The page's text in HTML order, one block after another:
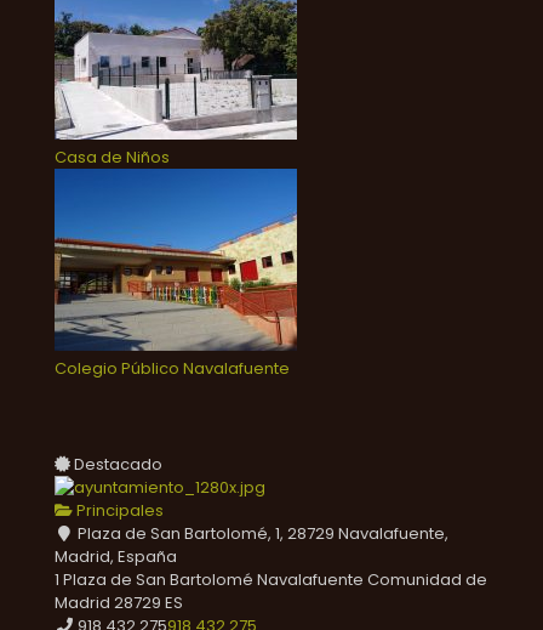
Casa de Niños
Colegio Público Navalafuente
Destacado
Principales
Plaza de San Bartolomé, 1, 28729 Navalafuente,
Madrid, España
1 Plaza de San Bartolomé Navalafuente Comunidad de
Madrid 28729 ES